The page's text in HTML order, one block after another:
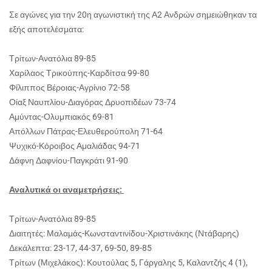
Σε αγώνες για την 20η αγωνιστική της Α2 Ανδρών σημειώθηκαν τα
εξής αποτελέσματα:
Τρίτων-Ανατόλια 89-85
Χαρίλαος Τρικούπης-Καρδίτσα 99-80
Φίλιππος Βέροιας-Αγρίνιο 72-58
Οίαξ Ναυπλίου-Διαγόρας Δρυοπιδέων 73-74
Αμύντας-Ολυμπιακός 69-81
Απόλλων Πάτρας-Ελευθερούπολη 71-64
Ψυχικό-Κόροιβος Αμαλιάδας 94-71
Δάφνη Δαφνίου-Παγκράτι 91-90
Αναλυτικά οι αναμετρήσεις:
Τρίτων-Ανατόλια 89-85
Διαιτητές: Μαλαμάς-Κωνσταντινίδου-Χριστινάκης (Ντάβαρης)
Δεκάλεπτα: 23-17, 44-37, 69-50, 89-85
Τρίτων (Μιχελάκος): Κουτούλας 5, Γάργαλης 5, Καλαντζής 4 (1),